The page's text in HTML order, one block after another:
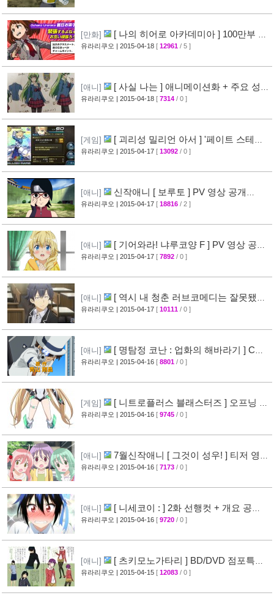
[만화]
[ 나의 히어로 아카데미아 ] 100만부 돌
파 & 특설페이지 오픈 [44]
유라리쿠오 | 2015-04-18 [ 12961 / 5 ]
[애니]
[ 사실 나는 ] 애니메이션화 + 주요 성우
진 명단 공개 [32]
유라리쿠오 | 2015-04-18 [ 7314 / 0 ]
[게임]
[ 괴리성 밀리언 아서 ] '페이트 스테이
나이트' 제휴 이벤트 정보 [45]
유라리쿠오 | 2015-04-17 [ 13092 / 0 ]
[애니]
신작애니 [ 보루토 ] PV 영상 공개
(BORUTO) [68]
유라리쿠오 | 2015-04-17 [ 18816 / 2 ]
[애니]
[ 기어와라! 냐루코양 F ] PV 영상 공
개 [32]
유라리쿠오 | 2015-04-17 [ 7892 / 0 ]
[애니]
[ 역시 내 청춘 러브코메디는 잘못됐다
속 ] 3화 선행컷 + 개요 공개
유라리쿠오 | 2015-04-17 [ 10111 / 0 ]
[애니]
[ 명탐정 코난 : 업화의 해바라기 ] CM
영상 공개
[40]
유라리쿠오 | 2015-04-16 [ 8801 / 0 ]
[게임]
[ 니트로플러스 블래스터즈 ] 오프닝 영
상 공개
[32]
유라리쿠오 | 2015-04-16 [ 9745 / 0 ]
[애니]
7월신작애니 [ 그것이 성우! ] 티저 영상
공개 [26]
유라리쿠오 | 2015-04-16 [ 7173 / 0 ]
[애니]
[ 니세코이 : ] 2화 선행컷 + 개요 공
개 [31]
유라리쿠오 | 2015-04-16 [ 9720 / 0 ]
[애니]
[ 츠키모노가타리 ] BD/DVD 점포특전
일러스트 공개 [35]
유라리쿠오 | 2015-04-15 [ 12083 / 0 ]